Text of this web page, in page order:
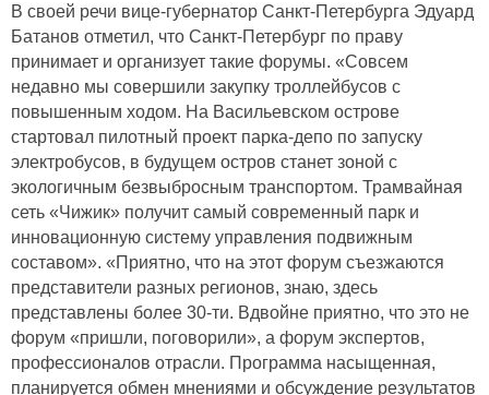
В своей речи вице-губернатор Санкт-Петербурга Эдуард
Батанов отметил, что Санкт-Петербург по праву
принимает и организует такие форумы. «Совсем
недавно мы совершили закупку троллейбусов с
повышенным ходом. На Васильевском острове
стартовал пилотный проект парка-депо по запуску
электробусов, в будущем остров станет зоной с
экологичным безвыбросным транспортом. Трамвайная
сеть «Чижик» получит самый современный парк и
инновационную систему управления подвижным
составом». «Приятно, что на этот форум съезжаются
представители разных регионов, знаю, здесь
представлены более 30-ти. Вдвойне приятно, что это не
форум «пришли, поговорили», а форум экспертов,
профессионалов отрасли. Программа насыщенная,
планируется обмен мнениями и обсуждение результатов